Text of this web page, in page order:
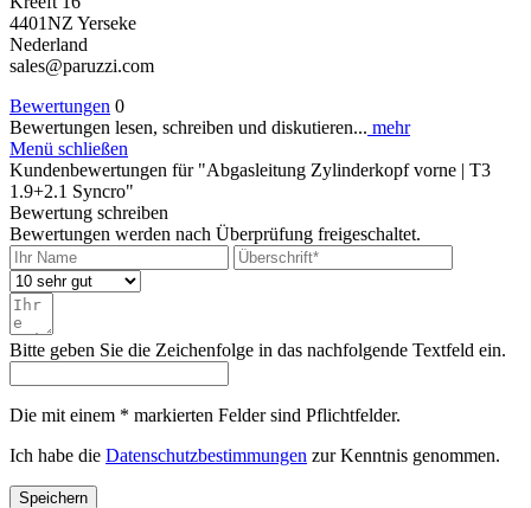
4401NZ Yerseke
Nederland
sales@paruzzi.com
Bewertungen 0
Bewertungen lesen, schreiben und diskutieren... mehr
Menü schließen
Kundenbewertungen für "Abgasleitung Zylinderkopf vorne | T3
1.9+2.1 Syncro"
Bewertung schreiben
Bewertungen werden nach Überprüfung freigeschaltet.
Bitte geben Sie die Zeichenfolge in das nachfolgende Textfeld ein.
Die mit einem * markierten Felder sind Pflichtfelder.
Ich habe die Datenschutzbestimmungen zur Kenntnis genommen.
Speichern